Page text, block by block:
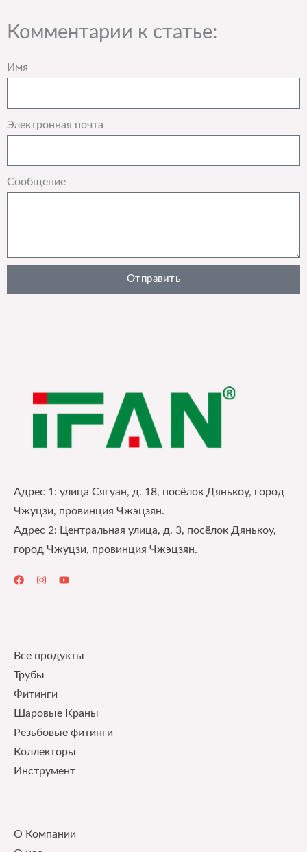
Комментарии к статье:
Имя
Электронная почта
Сообщение
Отправить
Адрес 1: улица Сягуан, д. 18, посёлок Дянькоу, город
Чжуцзи, провинция Чжэцзян.
Адрес 2: Центральная улица, д. 3, посёлок Дянькоу,
город Чжуцзи, провинция Чжэцзян.
Все продукты
Трубы
Фитинги
Шаровые Краны
Pезьбовые фитинги
Коллекторы
Инструмент
О Компании